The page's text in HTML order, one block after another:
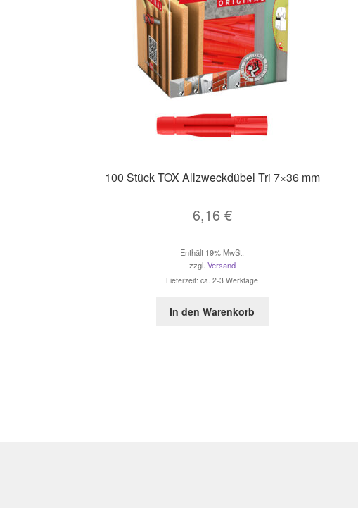
100 Stück TOX Allzweckdübel Tri 7×36 mm
6,16 €
Enthält 19% MwSt.
zzgl. Versand
Lieferzeit: ca. 2-3 Werktage
In den Warenkorb